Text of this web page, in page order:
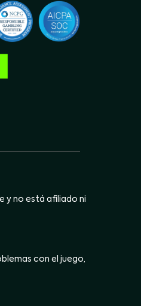
y no está afiliado ni
con el juego,